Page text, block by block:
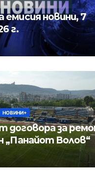
новини, 7
г.
НОВИНИ+
договора за
„Панайот Волов“